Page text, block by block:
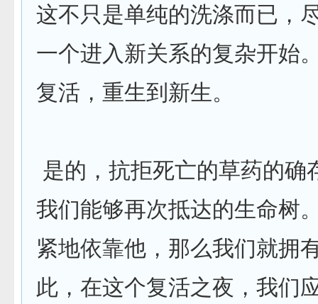
这不只是单纯的洗涤而已，
一个进入新关系的复杂开始
复活，重生到新生。
是的，抗拒死亡的草药的确
我们能够再次抵达的生命树
紧地依靠他，那么我们就拥
此，在这个复活之夜，我们